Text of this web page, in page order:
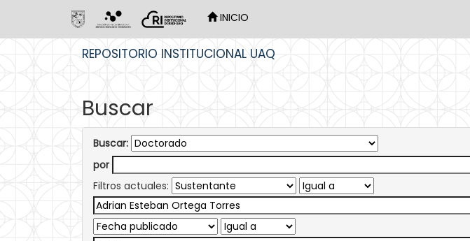
INICIO
REPOSITORIO INSTITUCIONAL UAQ
Buscar
Buscar:
por
Filtros actuales: